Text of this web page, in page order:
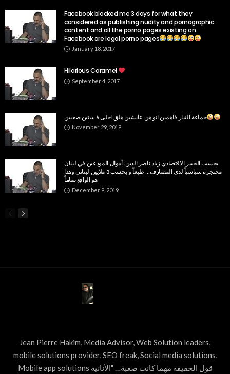
Facebook blocked me 3 days for what they
considered as publishing nudity and pornographic
content and all the porno pages existing on
Facebook are legal porno pages
January 18, 2017
Hilarious Caramel
September 4, 2017
جماعة التيار فاهمين انو هن عايشين هلق احلى ٨ سنين صعبين
November 29, 2019
بحسب الخبير الاقتصادي زياد ناصر الدين: أموال المودعين في لبنان
محتجزة سياسياً لدى المصارف… طبعاً و بحسب ٥ ملايين لبناني وهذا
هو الواقع تماماً
December 9, 2019
Jean Pierre Hakim, Media Advisor, Web Solution leaders,
mobile solutions provider, SEO freak, Social media solutions,
Mobile app solutions قول الحقيقة مهما كانت صعبة… "الأنانية